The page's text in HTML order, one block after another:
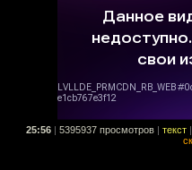
25:56 5395937 просмотров текст